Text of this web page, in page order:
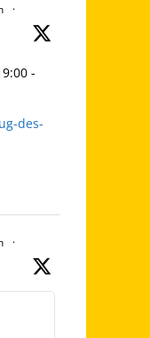
·
-
des-
·